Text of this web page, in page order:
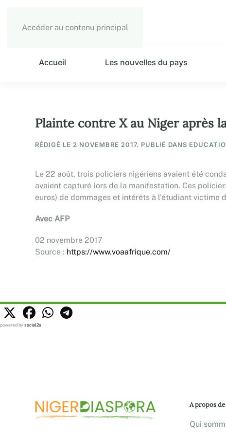
Accéder au contenu principal
Accueil Les nouvelles du pays
Plainte contre X au Niger après
RÉDIGÉ LE 2 NOVEMBRE 2017. PUBLIÉ DANS
Le 22 août, trois policiers nigériens avaient été
avaient capturé lors de la manifestation. Ces
euros) de dommages et intérêts à l'étudiant victime
Avec AFP
02 novembre 2017
Source : https://www.voaafrique.com/
powered bysocial2s
A propos
Qui